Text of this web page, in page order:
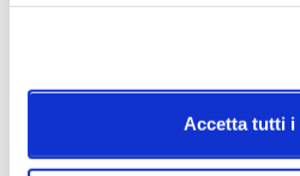
Accetta tutti i